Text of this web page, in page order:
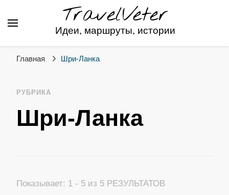
TravelVeter
Идеи, маршруты, истории
Главная Шри-Ланка
РУБРИКА
Шри-Ланка
Показывает: 1 - 5 из 5 РЕЗУЛЬТАТОВ